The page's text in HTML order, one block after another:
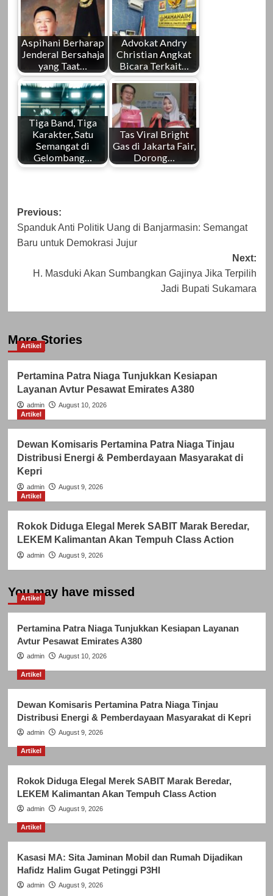
Aspihani Berharap
Jenderal Bersahaja
yang Taat…
Advokat Andry
Christian Angkat
Bicara Terkait…
Tiga Band, Tiga
Karakter, Satu
Semangat di
Gelombang…
Tas Viral Bright
Gas di Jakarta Fair,
Dorong…
Post
navigation
Previous:
Spanduk Anti Politik Uang di Banjarmasin: Semangat
Baru untuk Demokrasi Jujur
Next:
H. Masduki Akan Sumbangkan Gajinya Jika Terpilih
Jadi Bupati Sukamara
More Stories
Artikel
Pertamina Patra Niaga Tunjukkan Kesiapan
Layanan Avtur Pesawat Emirates A380
admin
August 10, 2026
Artikel
Dewan Komisaris Pertamina Patra Niaga Tinjau
Distribusi Energi & Pemberdayaan Masyarakat di
Kepri
admin
August 9, 2026
Artikel
Rokok Diduga Elegal Merek SABIT Marak Beredar,
LEKEM Kalimantan Akan Tempuh Class Action
admin August 9, 2026
You may have missed
Artikel
Pertamina Patra Niaga Tunjukkan Kesiapan Layanan
Avtur Pesawat Emirates A380
admin August 10, 2026
Artikel
Dewan Komisaris Pertamina Patra Niaga Tinjau
Distribusi Energi & Pemberdayaan Masyarakat di Kepri
admin August 9, 2026
Artikel
Rokok Diduga Elegal Merek SABIT Marak Beredar,
LEKEM Kalimantan Akan Tempuh Class Action
admin August 9, 2026
Artikel
Kasasi MA: Sita Jaminan Mobil dan Rumah Dijadikan
Hafidz Halim Gugat Petinggi P3HI
admin August 9, 2026